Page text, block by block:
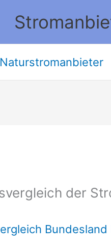
Naturstromanbieter
der
Bundesland